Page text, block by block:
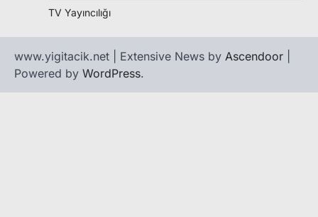
TV Yayıncılığı
www.yigitacik.net | Extensive News by Ascendoor
Powered by WordPress.